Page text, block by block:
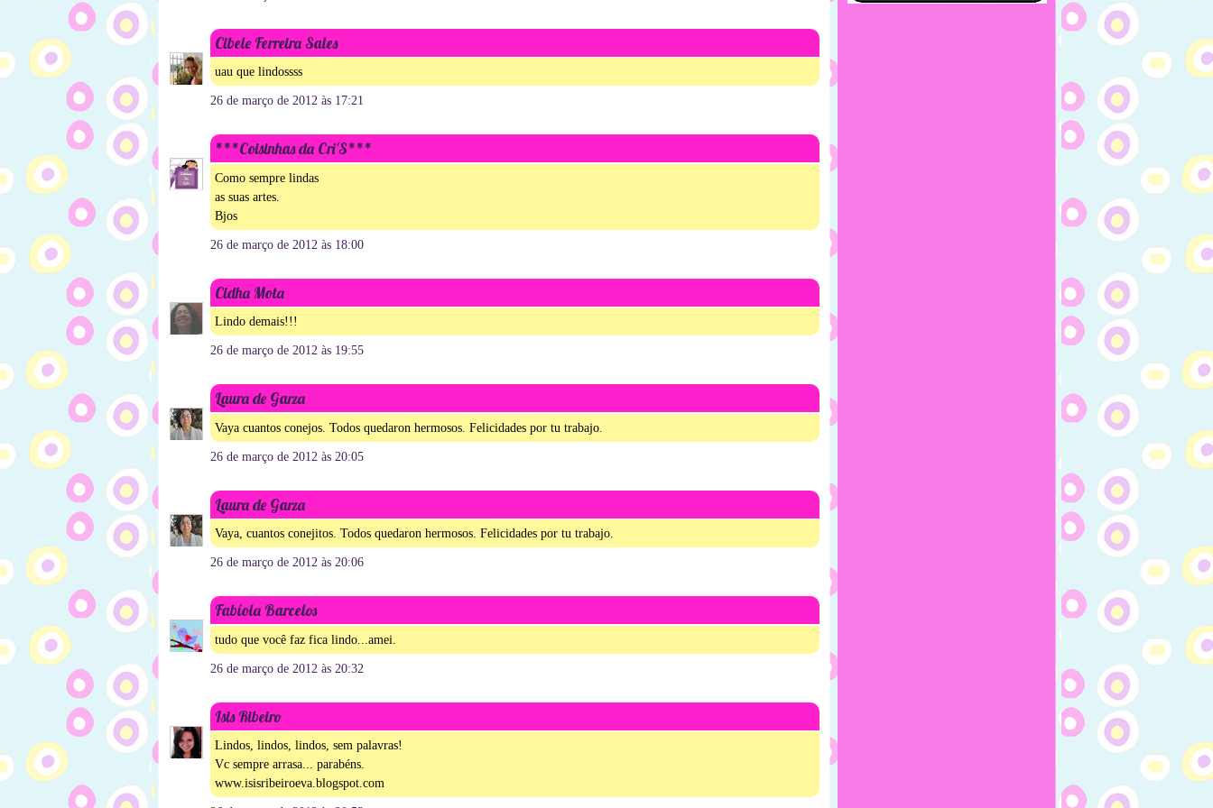
Cibele Ferreira Sales
uau que lindossss
26 de março de 2012 às 17:21
***Coisinhas da Cri'S***
Como sempre lindas
as suas artes.
Bjos
26 de março de 2012 às 18:00
Cidha Mota
Lindo demais!!!
26 de março de 2012 às 19:55
Laura de Garza
Vaya cuantos conejos. Todos quedaron hermosos. Felicidades por tu trabajo.
26 de março de 2012 às 20:05
Laura de Garza
Vaya, cuantos conejitos. Todos quedaron hermosos. Felicidades por tu trabajo.
26 de março de 2012 às 20:06
Fabíola Barcelos
tudo que você faz fica lindo...amei.
26 de março de 2012 às 20:32
Isis Ribeiro
Lindos, lindos, lindos, sem palavras!
Vc sempre arrasa... parabéns.
www.isisribeiroeva.blogspot.com